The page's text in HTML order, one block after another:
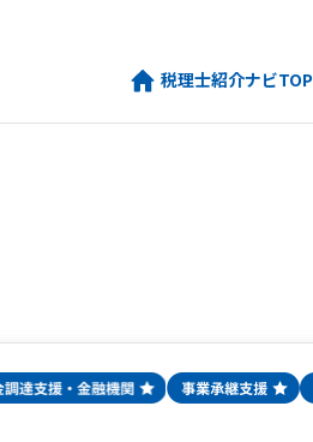
税理士紹介ナビTOP